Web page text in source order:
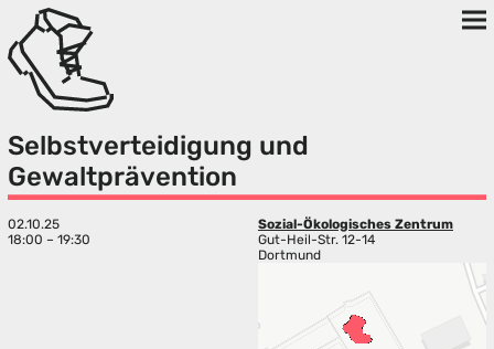
Selbstverteidigung und
Gewaltprävention
02.10.25
18:00 – 19:30
Sozial-Ökologisches Zentrum
Gut-Heil-Str. 12-14
Dortmund